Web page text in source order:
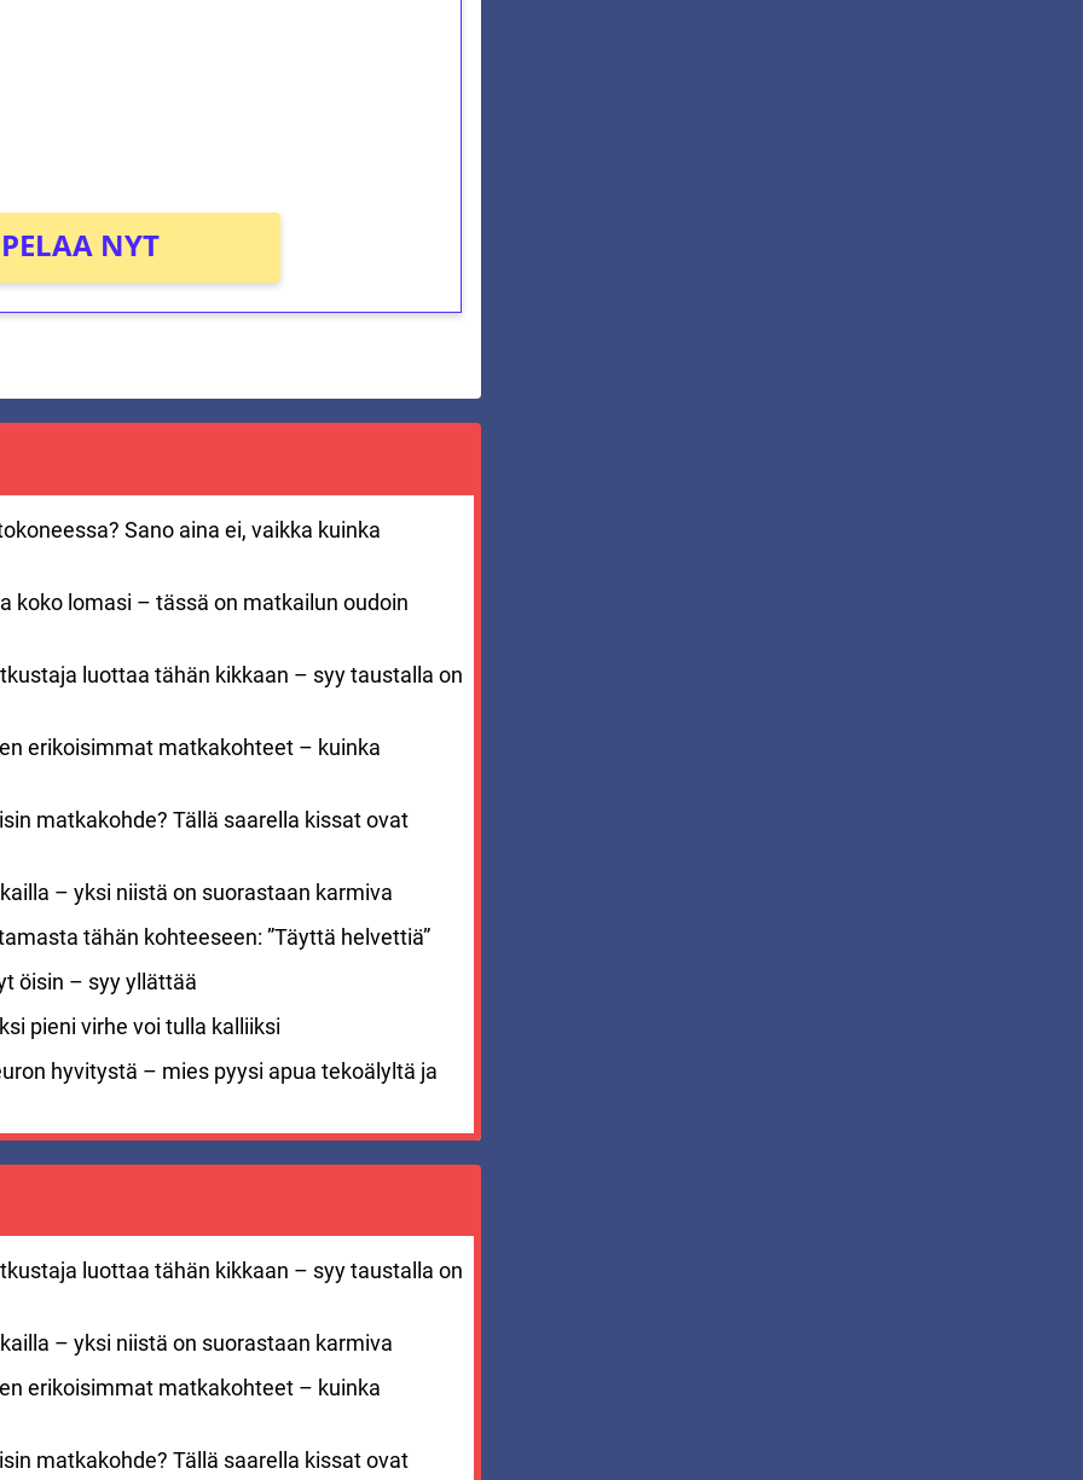
PELAA NYT
Sano aina ei, vaikka kuinka
koko lomasi – tässä on matkailun oudoin
luottaa tähän kikkaan – syy taustalla on
erikoisimmat matkakohteet – kuinka
matkakohde? Tällä saarella kissat ovat
– yksi niistä on suorastaan karmiva
tähän kohteeseen: ”Täyttä helvettiä”
öisin – syy yllättää
pieni virhe voi tulla kalliiksi
hyvitystä – mies pyysi apua tekoälyltä ja
luottaa tähän kikkaan – syy taustalla on
– yksi niistä on suorastaan karmiva
erikoisimmat matkakohteet – kuinka
matkakohde? Tällä saarella kissat ovat